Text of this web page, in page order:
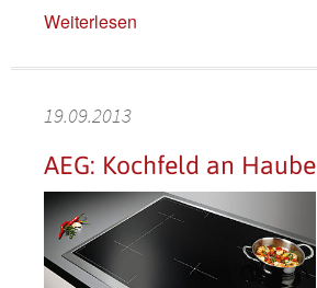
Weiterlesen
19.09.2013
AEG: Kochfeld an Haube